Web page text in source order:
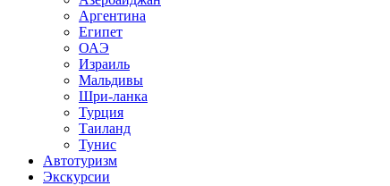
Аргентина
Египет
ОАЭ
Израиль
Мальдивы
Шри-ланка
Турция
Таиланд
Тунис
Автотуризм
Экскурсии